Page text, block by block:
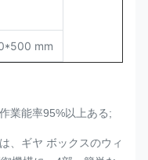
mm
業能率95%以上ある;
、ギヤ ボックスのウィ